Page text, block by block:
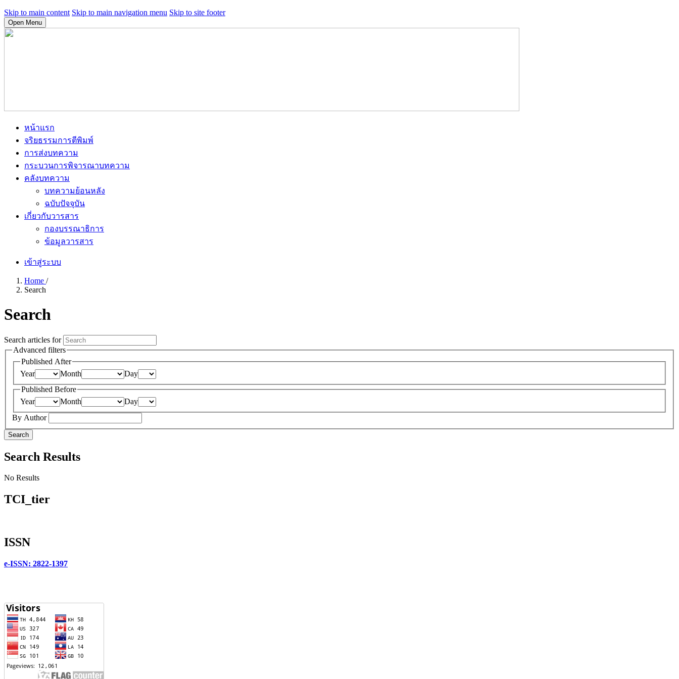
Skip to main content Skip to main navigation menu Skip to site footer
Open Menu
หน้าแรก
จริยธรรมการตีพิมพ์
การส่งบทความ
กระบวนการพิจารณาบทความ
คลังบทความ
บทความย้อนหลัง
ฉบับปัจจุบัน
เกี่ยวกับวารสาร
กองบรรณาธิการ
ข้อมูลวารสาร
เข้าสู่ระบบ
Home /
Search
Search
Search articles for
Advanced filters
Published After
Year
Month
Day
Published Before
Year
Month
Day
By Author
Search
Search Results
No Results
TCI_tier
ISSN
e-ISSN: 2822-1397